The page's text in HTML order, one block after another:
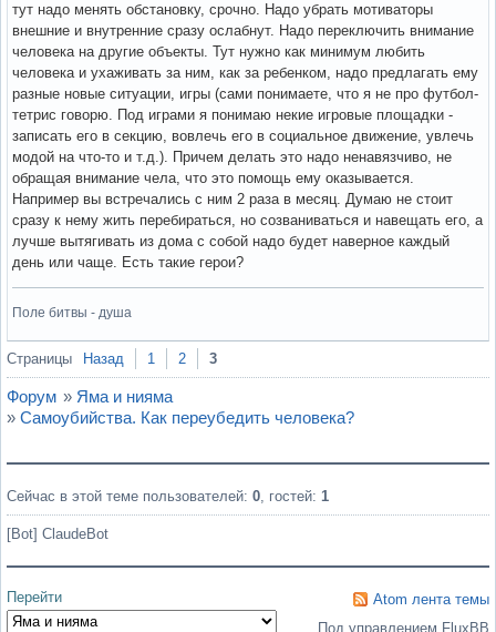
тут надо менять обстановку, срочно. Надо убрать мотиваторы
внешние и внутренние сразу ослабнут. Надо переключить внимание
человека на другие объекты. Тут нужно как минимум любить
человека и ухаживать за ним, как за ребенком, надо предлагать ему
разные новые ситуации, игры (сами понимаете, что я не про футбол-
тетрис говорю. Под играми я понимаю некие игровые площадки -
записать его в секцию, вовлечь его в социальное движение, увлечь
модой на что-то и т.д.). Причем делать это надо ненавязчиво, не
обращая внимание чела, что это помощь ему оказывается.
Например вы встречались с ним 2 раза в месяц. Думаю не стоит
сразу к нему жить перебираться, но созваниваться и навещать его, а
лучше вытягивать из дома с собой надо будет наверное каждый
день или чаще. Есть такие герои?
Поле битвы - душа
Вне форума
Страницы Назад 1 2 3
Форум » Яма и нияма
» Самоубийства. Как переубедить человека?
Сейчас в этой теме пользователей: 0, гостей: 1
[Bot] ClaudeBot
Перейти
Atom лента темы
Под управлением FluxBB